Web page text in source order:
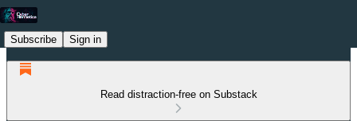
Subscribe Sign in
Read distraction-free on Substack